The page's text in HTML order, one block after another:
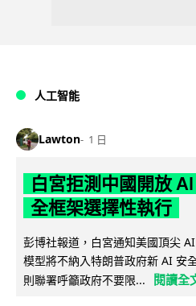
人工智能
Lawton 1 日
白宮拒測中國開放
全框架選擇性執行
彭博社報道，白宮通知美國頂尖
模型將不納入特朗普政府新 AI 安
則聯署呼籲政府不要限...
閱讀全